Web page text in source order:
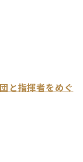
と指揮者をめぐ